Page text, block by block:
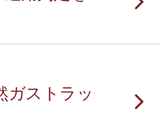
ガストラッ